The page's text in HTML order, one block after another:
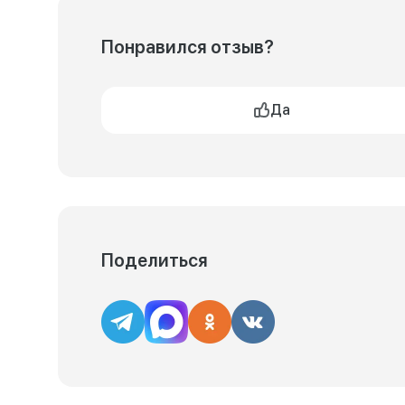
Понравился отзыв?
Да
Поделиться